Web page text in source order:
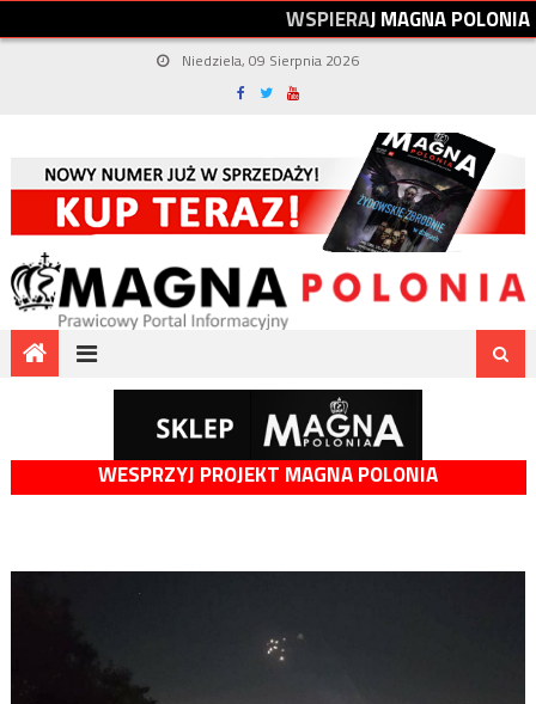
WSPIERAJMAGNAPOLONIA
Niedziela, 09 Sierpnia 2026
WESPRZYJ PROJEKT MAGNA POLONIA